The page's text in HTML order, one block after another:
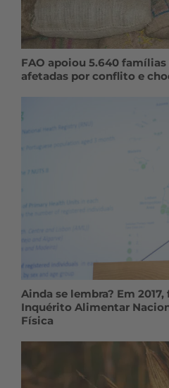
FAO apoiou 5.640
afetadas por conflito e
Ainda se lembra? Em
Inquérito Alimentar
Física